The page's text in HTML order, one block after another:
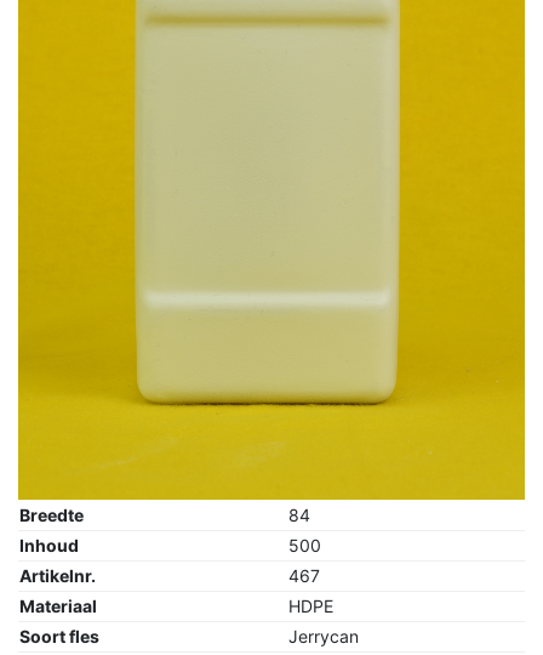
Breedte
84
Inhoud
500
Artikelnr.
467
Materiaal
HDPE
Soort fles
Jerrycan